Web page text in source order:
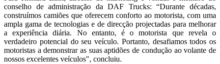
conselho de administração da DAF Trucks: “Durante décadas,
construímos camiões que oferecem conforto ao motorista, com uma
ampla gama de tecnologias e de direcção projectadas para melhorar
a experiência diária. No entanto, é o motorista que revela o
verdadeiro potencial do seu veículo. Portanto, desafiamos todos os
motoristas a demonstrar as suas aptidões de condução ao volante de
nossos excelentes veículos", concluiu.